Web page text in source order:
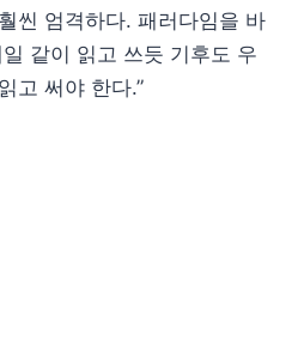
씬 엄격하다. 패러다임을 바
같이 읽고 쓰듯 기후도 우
고 써야 한다.”